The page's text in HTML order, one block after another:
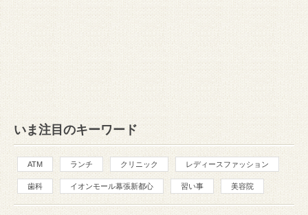
いま注目のキーワード
ATM ランチ クリニック レディースファッション
歯科 イオンモール幕張新都心 習い事 美容院